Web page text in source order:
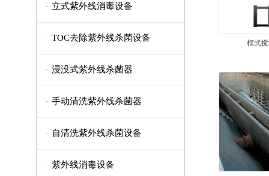
· 立式紫外线消毒设备
· TOC去除紫外线杀菌设备
· 浸没式紫外线杀菌器
· 手动清洗紫外线杀菌器
· 自清洗紫外线杀菌设备
· 紫外线消毒设备
框式